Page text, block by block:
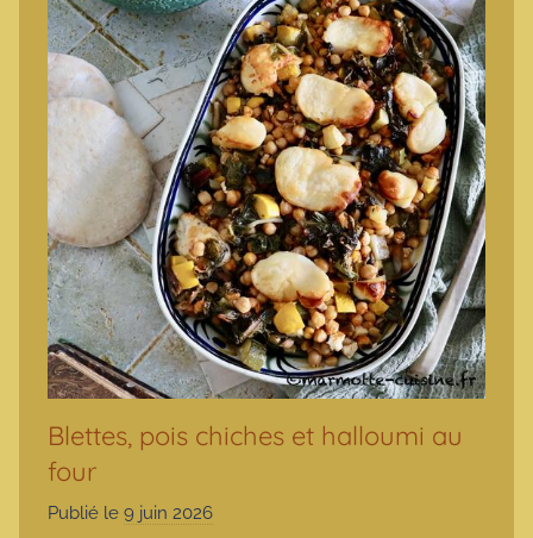
Blettes, pois chiches et halloumi au
four
Publié le 9 juin 2026